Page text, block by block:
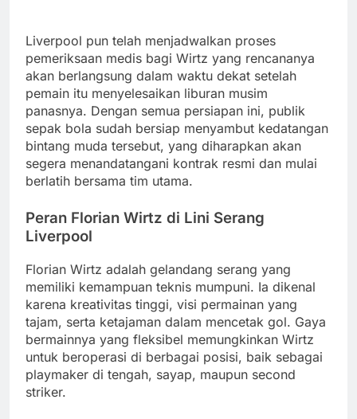
Liverpool pun telah menjadwalkan proses
pemeriksaan medis bagi Wirtz yang rencananya
akan berlangsung dalam waktu dekat setelah
pemain itu menyelesaikan liburan musim
panasnya. Dengan semua persiapan ini, publik
sepak bola sudah bersiap menyambut kedatangan
bintang muda tersebut, yang diharapkan akan
segera menandatangani kontrak resmi dan mulai
berlatih bersama tim utama.
Peran Florian Wirtz di Lini Serang
Liverpool
Florian Wirtz adalah gelandang serang yang
memiliki kemampuan teknis mumpuni. Ia dikenal
karena kreativitas tinggi, visi permainan yang
tajam, serta ketajaman dalam mencetak gol. Gaya
bermainnya yang fleksibel memungkinkan Wirtz
untuk beroperasi di berbagai posisi, baik sebagai
playmaker di tengah, sayap, maupun second
striker.